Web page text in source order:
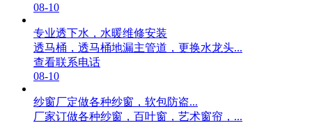
08-10
专业透下水，水暖维修安装
透马桶，透马桶地漏主管道，更换水龙头...
查看联系电话
08-10
纱窗厂定做各种纱窗，软包防盗...
厂家订做各种纱窗，百叶窗，艺术窗帘，...